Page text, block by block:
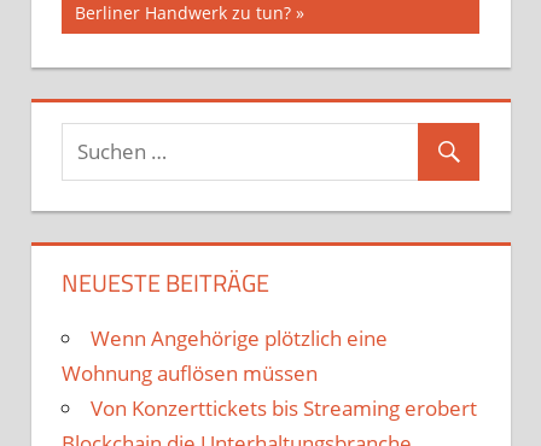
Beitrag:
Berliner Handwerk zu tun?
NEUESTE BEITRÄGE
Wenn Angehörige plötzlich eine
Wohnung auflösen müssen
Von Konzerttickets bis Streaming erobert